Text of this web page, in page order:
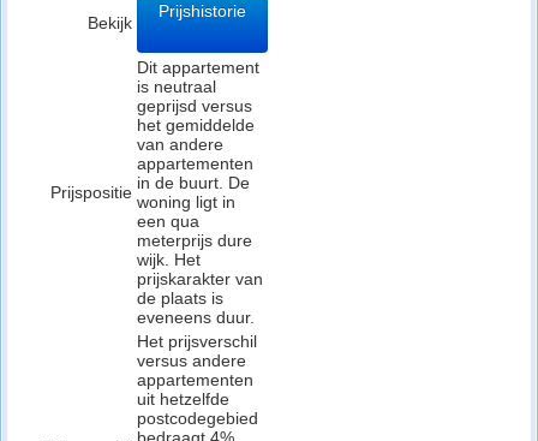
Bekijk
Prijshistorie
Prijspositie
Dit appartement
is neutraal
geprijsd versus
het gemiddelde
van andere
appartementen
in de buurt. De
woning ligt in
een qua
meterprijs dure
wijk. Het
prijskarakter van
de plaats is
eveneens duur.
Het prijsverschil
versus andere
appartementen
uit hetzelfde
postcodegebied